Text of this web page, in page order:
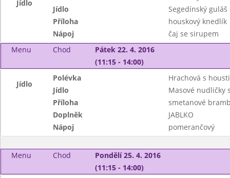
Jídlo
Jídlo
Segedínský guláš
Příloha
houskový knedlík
Nápoj
čaj se sirupem
Menu
Chod
Pátek 22. 4. 2016
(11:15 - 14:00)
Jídlo
Polévka
Hrachová s
Jídlo
Masové nudličky
Příloha
smetanové
Doplněk
JABLKO
Nápoj
pomerančový
Menu Chod
Pondělí 25. 4. 2016
(11:15 - 14:00)